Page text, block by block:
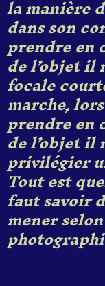
la manière
dans son
prendre en
de l’objet il
focale
marche,l
prendre en
de l’objet il
privilégier
Tout est
faut savoir
mener